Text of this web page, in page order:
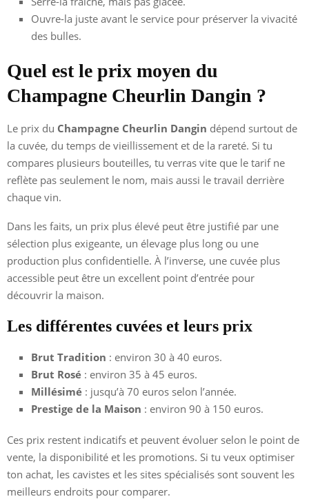
Ouvre-la juste avant le service pour préserver la vivacité
des bulles.
Quel est le prix moyen du
Champagne Cheurlin Dangin ?
Le prix du Champagne Cheurlin Dangin dépend surtout de
la cuvée, du temps de vieillissement et de la rareté. Si tu
compares plusieurs bouteilles, tu verras vite que le tarif ne
reflète pas seulement le nom, mais aussi le travail derrière
chaque vin.
Dans les faits, un prix plus élevé peut être justifié par une
sélection plus exigeante, un élevage plus long ou une
production plus confidentielle. À l’inverse, une cuvée plus
accessible peut être un excellent point d’entrée pour
découvrir la maison.
Les différentes cuvées et leurs prix
Brut Tradition : environ 30 à 40 euros.
Brut Rosé : environ 35 à 45 euros.
Millésimé : jusqu’à 70 euros selon l’année.
Prestige de la Maison : environ 90 à 150 euros.
Ces prix restent indicatifs et peuvent évoluer selon le point de
vente, la disponibilité et les promotions. Si tu veux optimiser
ton achat, les cavistes et les sites spécialisés sont souvent les
meilleurs endroits pour comparer.